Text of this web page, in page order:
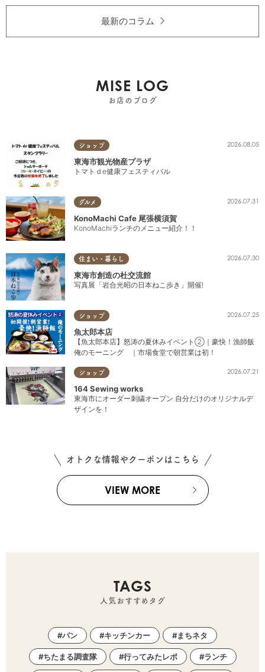
最新のコラム
MISE LOG
お店のブログ
ショップ 2026.08.05
東海市観光物産プラザ
トマトｄe健康フェスティバル
グルメ 2026.07.31
KonoMachi Cafe 尾張横須賀
KonoMachiランチのメニュー紹介！！
住まい・暮らし 2026.07.30
東海市創造の杜交流館
写真展「岩合光昭の日本ねこ歩き」開催!
ショップ 2026.07.25
魚太郎本店
【魚太郎本店】怒涛の夏休みイベント②｜豪快！漁師飯
俺のモーニング ｜市場食堂で朝営業は初！
ショップ 2026.07.21
164 Sewing works
東海市にオーダー刺繍オープン 自分だけのオリジナルデ
ザインを！
オトクな情報やクーポンはこちら
VIEW MORE
TAGS
人気おすすめタグ
パン キッチンカー まちネタ
ちたまる調査隊 行ってみたレポ ランチ